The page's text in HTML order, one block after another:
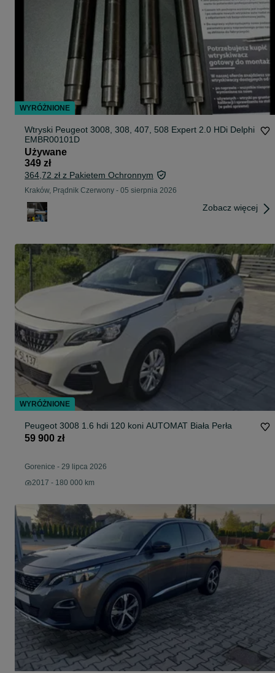
Wtryski Peugeot 3008, 308, 407, 508 Expert 2.0 HDi Delphi
EMBR00101D
Używane
349 zł
364,72 zł z Pakietem Ochronnym
Kraków, Prądnik Czerwony - 05 sierpnia 2026
Zobacz więcej
Peugeot 3008 1.6 hdi 120 koni AUTOMAT Biała Perła
59 900 zł
Gorenice - 29 lipca 2026
2017 - 180 000 km
WYRÓŻNIONE
WYRÓŻNIONE